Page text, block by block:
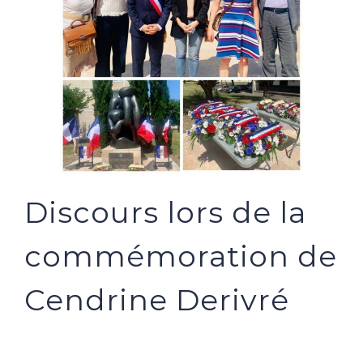
Discours lors de la
commémoration de
Cendrine Derivré